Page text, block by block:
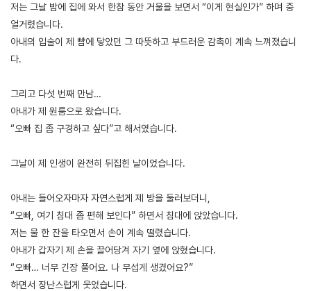
저는 그날 밤에 집에 와서 한참 동안 거울을 보면서 “이게 현실인가” 하며 중
얼거렸습니다.
아내의 입술이 제 뺨에 닿았던 그 따뜻하고 부드러운 감촉이 계속 느껴졌습니
다.
그리고 다섯 번째 만남…
아내가 제 원룸으로 왔습니다.
“오빠 집 좀 구경하고 싶다”고 해서였습니다.
그날이 제 인생이 완전히 뒤집힌 날이었습니다.
아내는 들어오자마자 자연스럽게 제 방을 둘러보더니,
“오빠, 여기 침대 좀 편해 보인다” 하면서 침대에 앉았습니다.
저는 물 한 잔을 타오면서 손이 계속 떨렸습니다.
아내가 갑자기 제 손을 끌어당겨 자기 옆에 앉혔습니다.
“오빠… 너무 긴장 풀어요. 나 무섭게 생겼어요?”
하면서 장난스럽게 웃었습니다.